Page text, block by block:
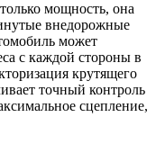
мощность, она
внедорожные
может
с каждой стороны в
крутящего
точный контроль
сцепление,